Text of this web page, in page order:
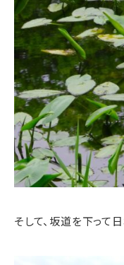
そして、坂道を下って